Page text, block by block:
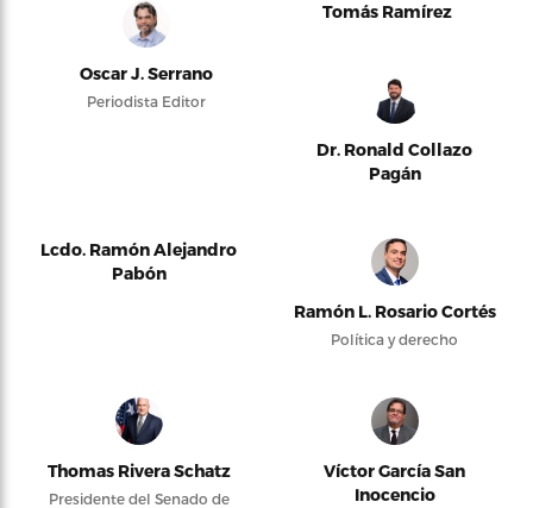
Oscar J. Serrano
Periodista Editor
Tomás Ramírez
Dr. Ronald Collazo
Pagán
Lcdo. Ramón Alejandro
Pabón
Ramón L. Rosario Cortés
Política y derecho
Thomas Rivera Schatz
Presidente del Senado de
Víctor García San
Inocencio